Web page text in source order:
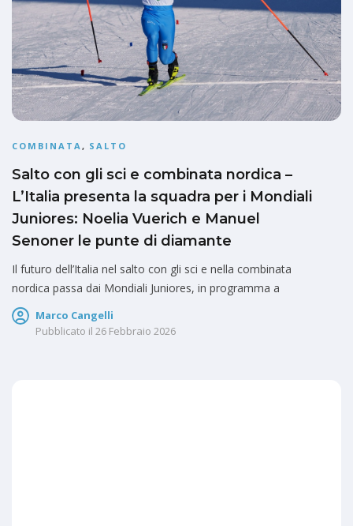
COMBINATA , SALTO
Salto con gli sci e combinata nordica –
L’Italia presenta la squadra per i Mondiali
Juniores: Noelia Vuerich e Manuel
Senoner le punte di diamante
Il futuro dell’Italia nel salto con gli sci e nella combinata
nordica passa dai Mondiali Juniores, in programma a
Marco Cangelli
Pubblicato il 26 Febbraio 2026